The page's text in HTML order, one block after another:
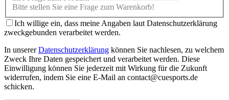
Bitte stellen Sie eine Frage zum Warenkorb!
Ich willige ein, dass meine Angaben laut Datenschutzerklärung
zweckgebunden verarbeitet werden.
In unsererDatenschutzerklärung können Sie nachlesen, zu welchem
Zweck Ihre Daten gespeichert und verarbeitet werden. Diese
Einwilligung können Sie jederzeit mit Wirkung für die Zukunft
widerrufen, indem Sie eine E-Mail an contact@cuesports.de
schicken.